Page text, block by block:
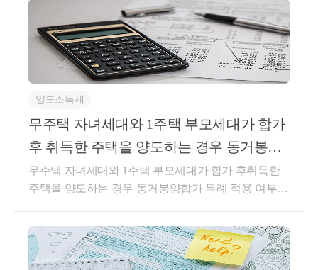
양도소득세
무주택 자녀세대와 1주택 부모세대가 합가
후 취득한 주택을 양도하는 경우 동거봉양
합가 특례 적용 여부
무주택 자녀세대와 1주택 부모세대가 합가 후취득한
주택을 양도하는 경우 동거봉양합가 특례 적용 여부
생산일자 : 2024.08.20.요 지무주택 자녀가 1주택 부모
를 동거봉양하기 위해 합가 후 2주택을 추가 취득하여
1세대 3주택이 된 경우에는 동거봉양합가 특례 대상이